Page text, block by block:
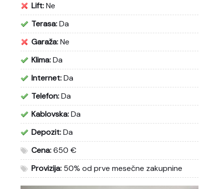
Lift:Ne
Terasa:Da
Garaža:Ne
Klima:Da
Internet:Da
Telefon:Da
Kablovska:Da
Depozit:Da
Cena:650 €
Provizija: 50% od prve mesečne zakupnine